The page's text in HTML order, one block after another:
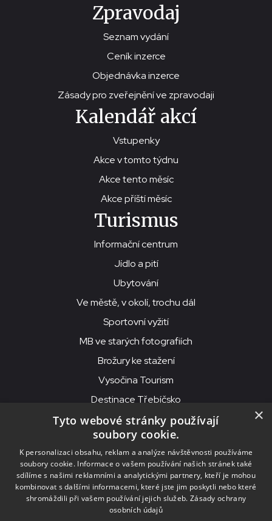
Zpravodaj
Seznam vydání
Ceník inzerce
Objednávka inzerce
Zásady pro zveřejnění ve zpravodaji
Kalendář akcí
Vstupenky
Akce v tomto týdnu
Akce tento měsíc
Akce příští měsíc
Turismus
Informační centrum
Jídlo a pití
Ubytování
Ve městě, v okolí, trochu dál
Sportovní vyžití
MB ve starých fotografiích
Brožury ke stažení
Vysočina Tourism
Destinace Třebíčsko
© 2026MKS Beseda Mor. Budějovice
MKS Beseda, příspěvková organizace, Purcnerova 62, 676 02
Moravské Budějovice
IČO: 00091758, DIČ: CZ00091758, ID datové schránky: chjn2kd
×
Tyto webové stránky používají
soubory cookie.
K personalizaci obsahu, reklam a analýze návštěvnosti používáme
soubory cookie. Informace o vašem používání našich stránek také
sdílíme s našimi reklamními a analytickými partnery, kteří je mohou
kombinovat s dalšími informacemi, které jste jim poskytli nebo které
shromáždili při vašem používání jejich služeb. Zásady ochrany
osobních údajů